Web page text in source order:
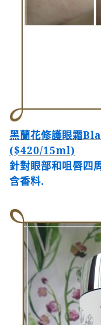
黑蘭花修護眼霜
($420/15ml)
針對眼部和咀唇四
含香料.